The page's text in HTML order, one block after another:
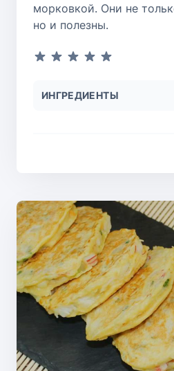
морковкой. Они не
но и полезны.
ИНГРЕДИЕНТЫ